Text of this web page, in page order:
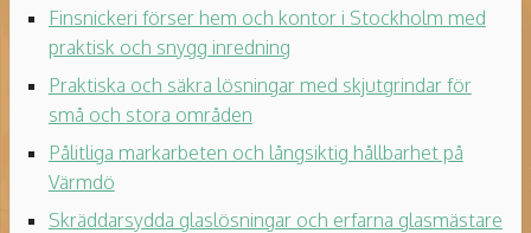
Finsnickeri förser hem och kontor i Stockholm med
praktisk och snygg inredning
Praktiska och säkra lösningar med skjutgrindar för
små och stora områden
Pålitliga markarbeten och långsiktig hållbarhet på
Värmdö
Skräddarsydda glaslösningar och erfarna glasmästare